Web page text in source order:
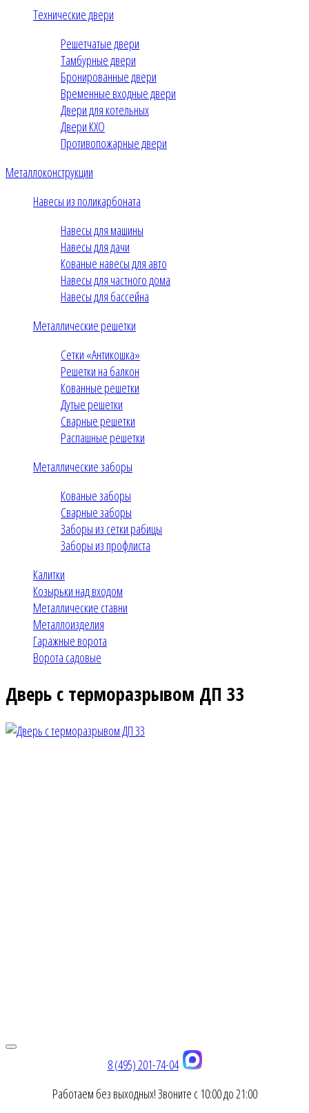
Технические двери
Решетчатые двери
Тамбурные двери
Бронированные двери
Временные входные двери
Двери для котельных
Двери КХО
Противопожарные двери
Металлоконструкции
Навесы из поликарбоната
Навесы для машины
Навесы для дачи
Кованые навесы для авто
Навесы для частного дома
Навесы для бассейна
Металлические решетки
Сетки «Антикошка»
Решетки на балкон
Кованные решетки
Дутые решетки
Сварные решетки
Распашные решетки
Металлические заборы
Кованые заборы
Сварные заборы
Заборы из сетки рабицы
Заборы из профлиста
Калитки
Козырьки над входом
Металлические ставни
Металлоизделия
Гаражные ворота
Ворота садовые
Дверь с терморазрывом ДП 33
8 (495) 201-74-04
Работаем без выходных! Звоните с 10:00 до 21:00